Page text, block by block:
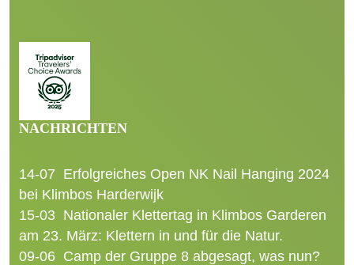
NACHRICHTEN
14-07 Erfolgreiches Open NK Nail Hanging 2024
bei Klimbos Harderwijk
15-03 Nationaler Klettertag in Klimbos Garderen
am 23. März: Klettern in und für die Natur.
09-06 Camp der Gruppe 8 abgesagt, was nun?